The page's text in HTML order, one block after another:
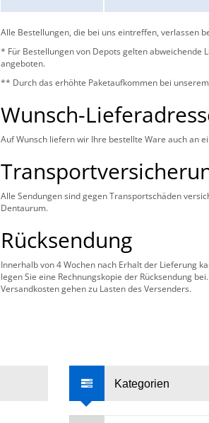
Alle Bestellungen, die bei uns eintreffen, verlassen
* Für Bestellungen von Depots gelten abweichende
angeboten.
** Durch das erhöhte Paketaufkommen bei
Wunsch-
Auf Wunsch liefern wir Ihre bestellte Ware auch an
Alle Sendungen sind gegen Transportschäden
Dentaurum.
Rücksendung
Innerhalb von 4 Wochen nach Erhalt der Lieferung
legen Sie eine Rechnungskopie der Rücksendung
Versandkosten gehen zu Lasten des Versenders.
Kategorien